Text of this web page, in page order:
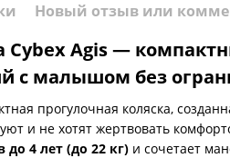
Новый отзыв или
Cybex Agis —
с малышом без
прогулочная коляска,
и не хотят жертвовать
до 4 лет (до 22 кг) и сочетает